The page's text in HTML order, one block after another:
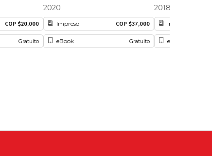
Gratuito
COP $20,000
2020
Impreso COP $37,000
eBook Gratuito
2018
Impreso
eBook